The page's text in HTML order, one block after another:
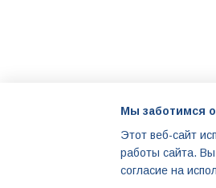
Мы заботимся
Этот веб-сайт
работы сайта. Вы
согласие на